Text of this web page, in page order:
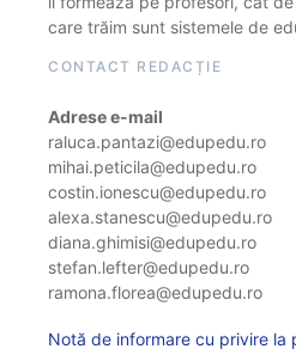
care trăim sunt sistemele de
CONTACT REDACȚIE
Adrese e-mail
raluca.pantazi@edupedu.ro
mihai.peticila@edupedu.ro
costin.ionescu@edupedu.ro
alexa.stanescu@edupedu.ro
diana.ghimisi@edupedu.ro
stefan.lefter@edupedu.ro
ramona.florea@edupedu.ro
Notă de informare cu privire la